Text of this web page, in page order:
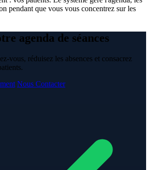
pendant que vous vous concentrez sur les
agenda de séances
vous, réduisez les absences et consacrez
Nous Contacter